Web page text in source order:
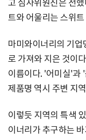
고 심사위원진은 전
트와 어울리는 스위
마미와이너리의 기업
로 가져와 지은 것이
이름이다. '어미실'과
제품명 역시 주변 지
이렇듯 지역의 특색
이너리가 추구하는